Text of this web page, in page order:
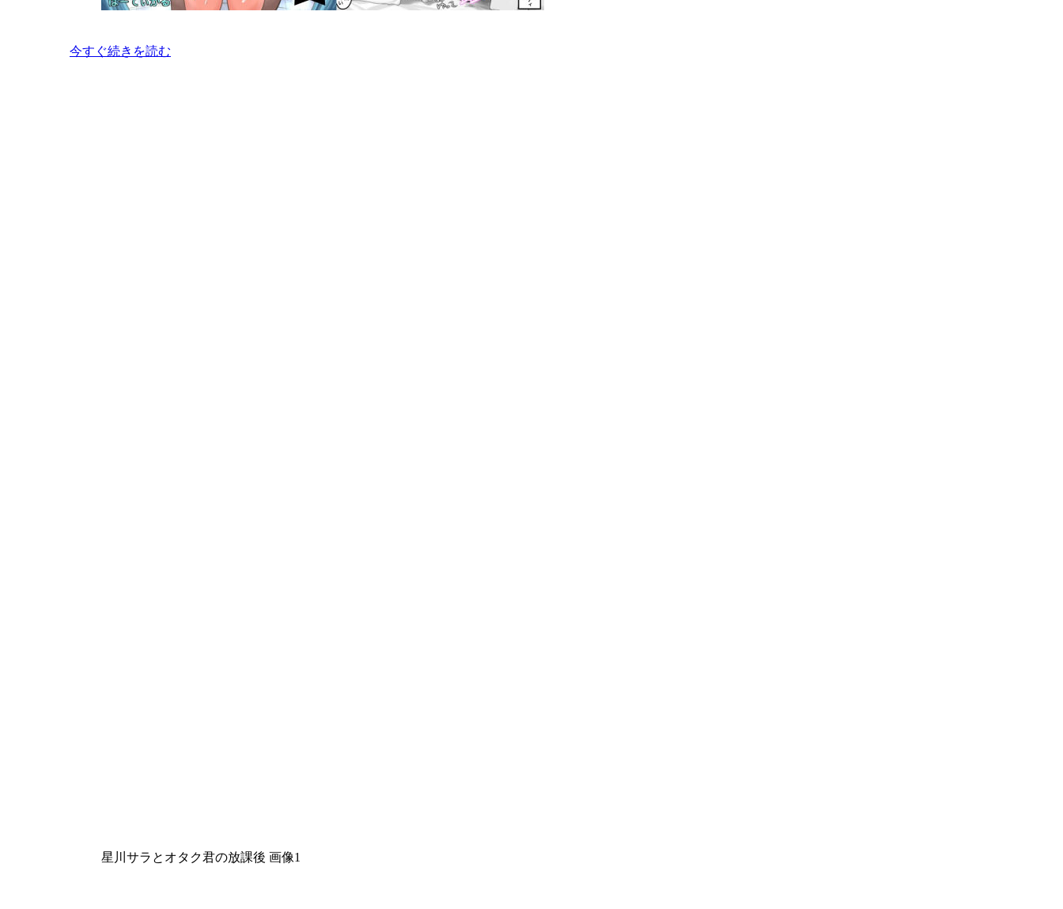
今すぐ続きを読む
星川サラとオタク君の放課後 画像1